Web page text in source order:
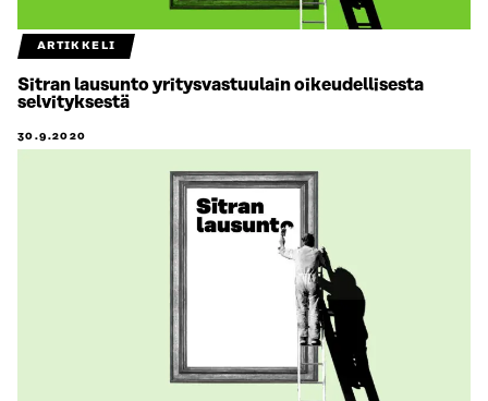
ARTIKKELI
Sitran lausunto yritysvastuulain oikeudellisesta
selvityksestä
30.9.2020